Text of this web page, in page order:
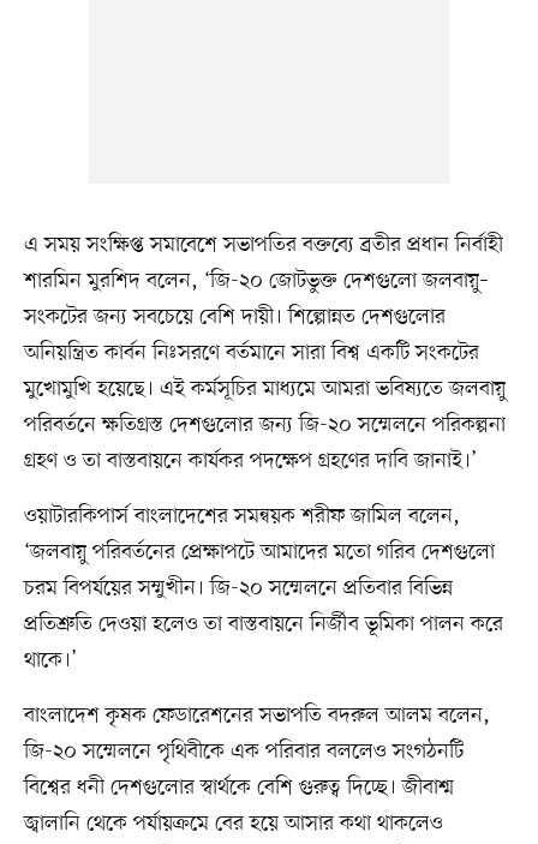
এ সময় সংক্ষিপ্ত সমাবেশে সভাপতির বক্তব্যে ব্রতীর প্রধান নির্বাহী
শারমিন মুরশিদ বলেন, ‘জি-২০ জোটভুক্ত দেশগুলো জলবায়ু–
সংকটের জন্য সবচেয়ে বেশি দায়ী। শিল্পোন্নত দেশগুলোর
অনিয়ন্ত্রিত কার্বন নিঃসরণে বর্তমানে সারা বিশ্ব একটি সংকটের
মুখোমুখি হয়েছে। এই কর্মসূচির মাধ্যমে আমরা ভবিষ্যতে জলবায়ু
পরিবর্তনে ক্ষতিগ্রস্ত দেশগুলোর জন্য জি-২০ সম্মেলনে পরিকল্পনা
গ্রহণ ও তা বাস্তবায়নে কার্যকর পদক্ষেপ গ্রহণের দাবি জানাই।’
ওয়াটারকিপার্স বাংলাদেশের সমন্বয়ক শরীফ জামিল বলেন,
‘জলবায়ু পরিবর্তনের প্রেক্ষাপটে আমাদের মতো গরিব দেশগুলো
চরম বিপর্যয়ের সম্মুখীন। জি-২০ সম্মেলনে প্রতিবার বিভিন্ন
প্রতিশ্রুতি দেওয়া হলেও তা বাস্তবায়নে নির্জীব ভূমিকা পালন করে
থাকে।’
বাংলাদেশ কৃষক ফেডারেশনের সভাপতি বদরুল আলম বলেন,
জি-২০ সম্মেলনে পৃথিবীকে এক পরিবার বললেও সংগঠনটি
বিশ্বের ধনী দেশগুলোর স্বার্থকে বেশি গুরুত্ব দিচ্ছে। জীবাশ্ম
জ্বালানি থেকে পর্যায়ক্রমে বের হয়ে আসার কথা থাকলেও